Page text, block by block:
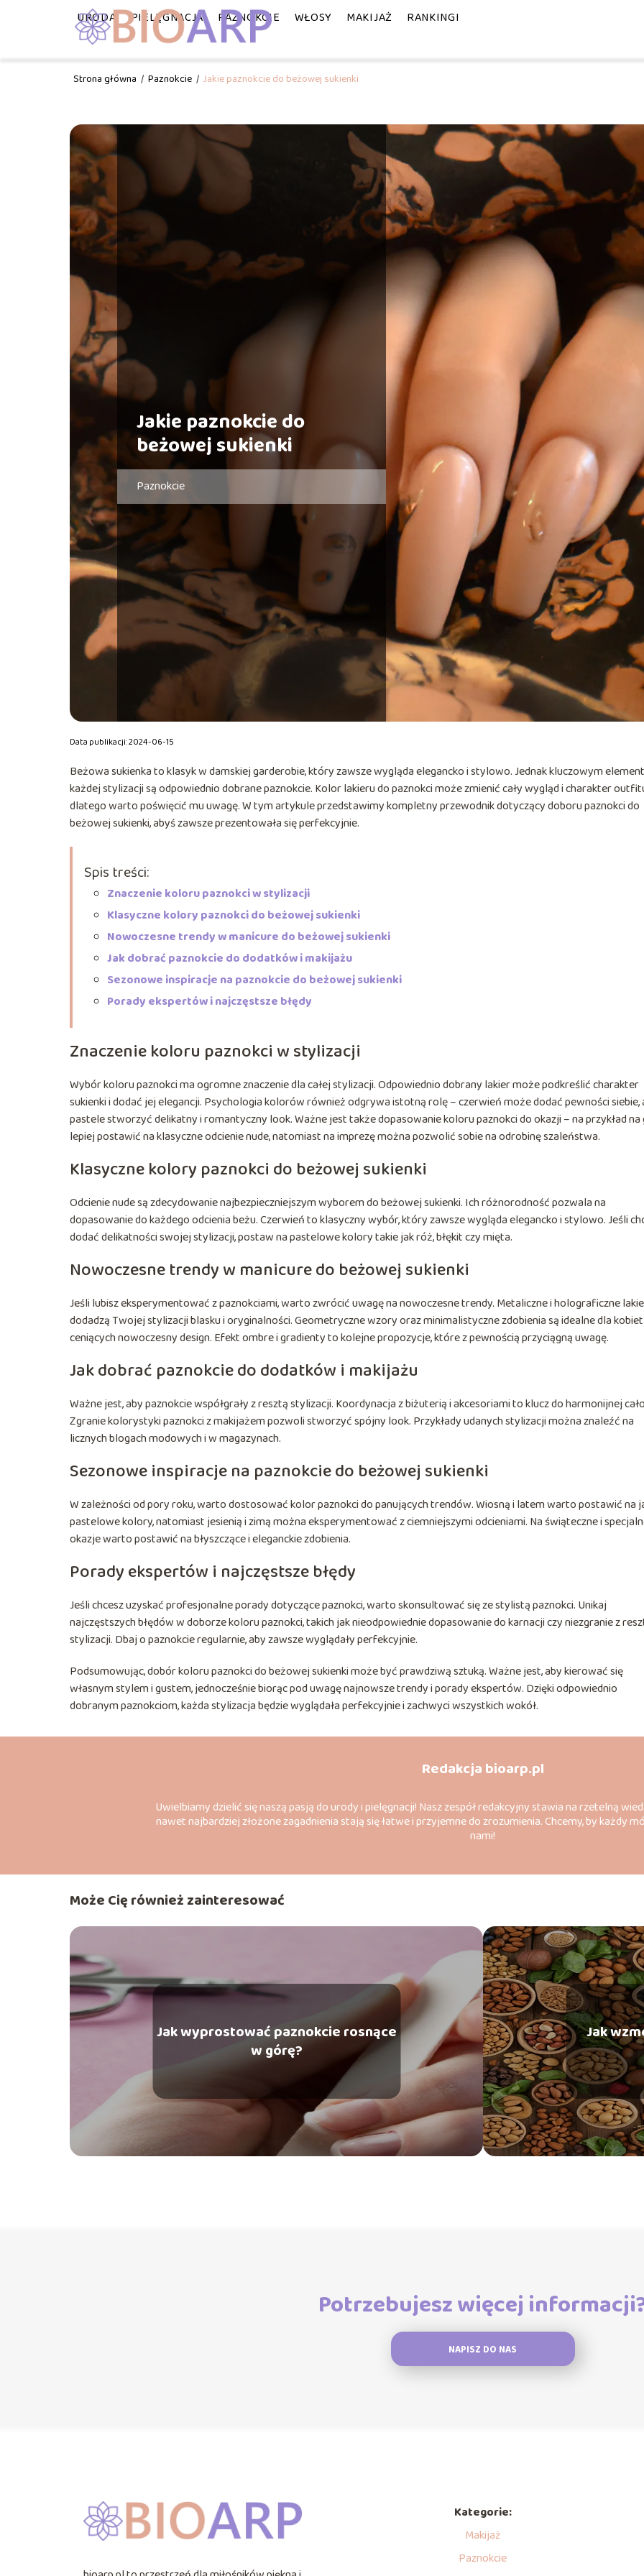
URODA PIELĘGNACJA PAZNOKCIE WŁOSY MAKIJAŻ RANKINGI
Strona główna / Paznokcie / Jakie paznokcie do beżowej sukienki
Jakie paznokcie do
beżowej sukienki
Paznokcie
Data publikacji: 2024-06-15
Beżowa sukienka to klasyk w damskiej garderobie, który zawsze wygląda elegancko i stylowo. Jednak kluczowym
każdej stylizacji są odpowiednio dobrane paznokcie. Kolor lakieru do paznokci może zmienić cały wygląd i charakter
dlatego warto poświęcić mu uwagę. W tym artykule przedstawimy kompletny przewodnik dotyczący doboru paznokci do
beżowej sukienki, abyś zawsze prezentowała się perfekcyjnie.
Spis treści:
Znaczenie koloru paznokci w stylizacji
Klasyczne kolory paznokci do beżowej sukienki
Nowoczesne trendy w manicure do beżowej sukienki
Jak dobrać paznokcie do dodatków i makijażu
Sezonowe inspiracje na paznokcie do beżowej sukienki
Porady ekspertów i najczęstsze błędy
Znaczenie koloru paznokci w stylizacji
Wybór koloru paznokci ma ogromne znaczenie dla całej stylizacji. Odpowiednio dobrany lakier może podkreślić charakter
sukienki i dodać jej elegancji. Psychologia kolorów również odgrywa istotną rolę – czerwień może dodać pewności siebie,
pastele stworzyć delikatny i romantyczny look. Ważne jest także dopasowanie koloru paznokci do okazji – na przykład na
lepiej postawić na klasyczne odcienie nude, natomiast na imprezę można pozwolić sobie na odrobinę szaleństwa.
Klasyczne kolory paznokci do beżowej sukienki
Odcienie nude są zdecydowanie najbezpieczniejszym wyborem do beżowej sukienki. Ich różnorodność pozwala na
dopasowanie do każdego odcienia beżu. Czerwień to klasyczny wybór, który zawsze wygląda elegancko i stylowo. Jeśli
dodać delikatności swojej stylizacji, postaw na pastelowe kolory takie jak róż, błękit czy mięta.
Nowoczesne trendy w manicure do beżowej sukienki
Jeśli lubisz eksperymentować z paznokciami, warto zwrócić uwagę na nowoczesne trendy. Metaliczne i holograficzne
dodadzą Twojej stylizacji blasku i oryginalności. Geometryczne wzory oraz minimalistyczne zdobienia są idealne dla kobiet
ceniących nowoczesny design. Efekt ombre i gradienty to kolejne propozycje, które z pewnością przyciągną uwagę.
Jak dobrać paznokcie do dodatków i makijażu
Ważne jest, aby paznokcie współgrały z resztą stylizacji. Koordynacja z biżuterią i akcesoriami to klucz do harmonijnej
Zgranie kolorystyki paznokci z makijażem pozwoli stworzyć spójny look. Przykłady udanych stylizacji można znaleźć na
licznych blogach modowych i w magazynach.
Sezonowe inspiracje na paznokcie do beżowej sukienki
W zależności od pory roku, warto dostosować kolor paznokci do panujących trendów. Wiosną i latem warto postawić na
pastelowe kolory, natomiast jesienią i zimą można eksperymentować z ciemniejszymi odcieniami. Na świąteczne i
okazje warto postawić na błyszczące i eleganckie zdobienia.
Porady ekspertów i najczęstsze błędy
Jeśli chcesz uzyskać profesjonalne porady dotyczące paznokci, warto skonsultować się ze stylistą paznokci. Unikaj
najczęstszych błędów w doborze koloru paznokci, takich jak nieodpowiednie dopasowanie do karnacji czy niezgranie z
stylizacji. Dbaj o paznokcie regularnie, aby zawsze wyglądały perfekcyjnie.
Podsumowując, dobór koloru paznokci do beżowej sukienki może być prawdziwą sztuką. Ważne jest, aby kierować się
własnym stylem i gustem, jednocześnie biorąc pod uwagę najnowsze trendy i porady ekspertów. Dzięki odpowiednio
dobranym paznokciom, każda stylizacja będzie wyglądała perfekcyjnie i zachwyci wszystkich wokół.
Redakcja bioarp.pl
Uwielbiamy dzielić się naszą pasją do urody i pielęgnacji! Nasz zespół redakcyjny stawia na rzetelną
nawet najbardziej złożone zagadnienia stają się łatwe i przyjemne do zrozumienia. Chcemy, by każdy
nami!
Może Cię również zainteresować
Jak wyprostować paznokcie rosnące
w górę?
Jak
Potrzebujesz więcej
NAPISZ DO NAS
Kategorie:
Makijaż
Paznokcie